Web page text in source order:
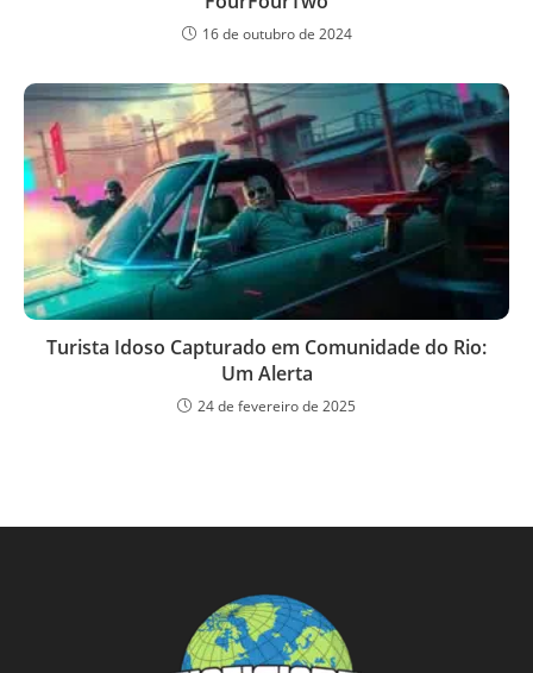
16 de outubro de 2024
Turista Idoso Capturado em Comunidade do Rio:
Um Alerta
24 de fevereiro de 2025